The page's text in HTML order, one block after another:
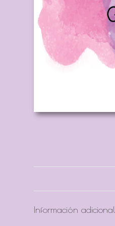
Información adicional